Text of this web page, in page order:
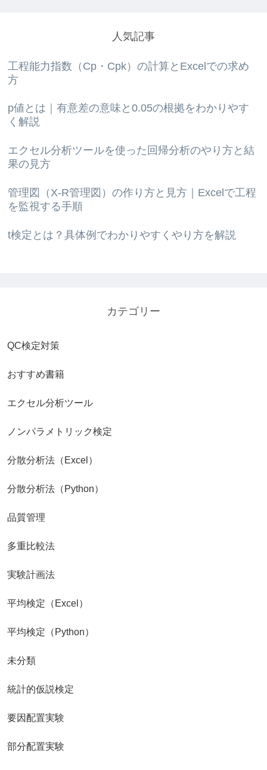
人気記事
工程能力指数（Cp・Cpk）の計算とExcelでの求め
方
p値とは｜有意差の意味と0.05の根拠をわかりやす
く解説
エクセル分析ツールを使った回帰分析のやり方と結
果の見方
管理図（X-R管理図）の作り方と見方｜Excelで工程
を監視する手順
t検定とは？具体例でわかりやすくやり方を解説
カテゴリー
QC検定対策
おすすめ書籍
エクセル分析ツール
ノンパラメトリック検定
分散分析法（Excel）
分散分析法（Python）
品質管理
多重比較法
実験計画法
平均検定（Excel）
平均検定（Python）
未分類
統計的仮説検定
要因配置実験
部分配置実験